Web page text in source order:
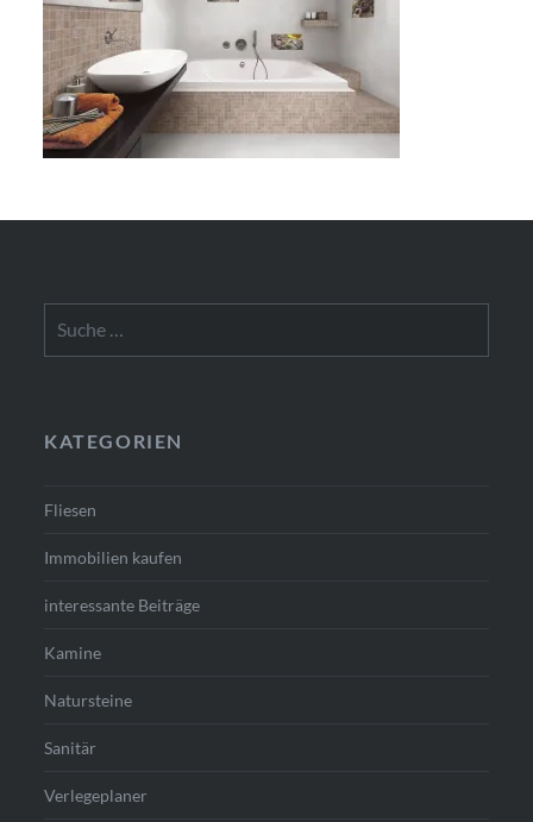
nach:
KATEGORIEN
Fliesen
Immobilien kaufen
interessante Beiträge
Kamine
Natursteine
Sanitär
Verlegeplaner